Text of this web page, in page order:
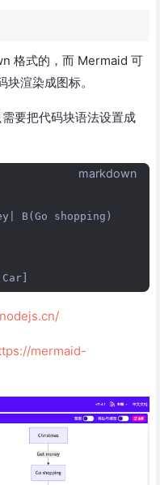
格式的，而 Mermaid 可
渲染成图标。
要把代码块语法设置成
markdown
B(Go shopping)
mermaid-